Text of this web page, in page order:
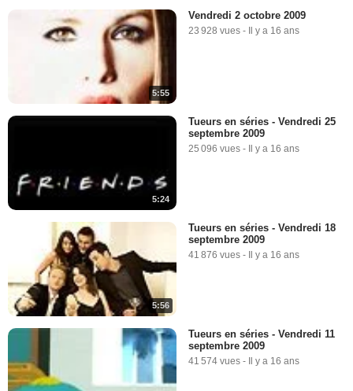
5:55
Vendredi 2 octobre 2009
23 928 vues - Il y a 16 ans
5:24
Tueurs en séries - Vendredi 25
septembre 2009
25 096 vues - Il y a 16 ans
5:56
Tueurs en séries - Vendredi 18
septembre 2009
41 876 vues - Il y a 16 ans
Tueurs en séries - Vendredi 11
septembre 2009
41 574 vues - Il y a 16 ans